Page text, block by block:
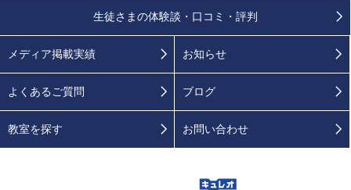
生徒さまの体験談・口コミ・評判
メディア掲載実績 お知らせ
よくあるご質問 ブログ
教室を探す お問い合わせ